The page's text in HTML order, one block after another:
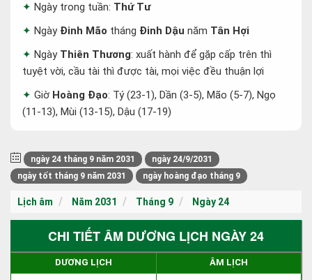
Ngày trong tuần: Thứ Tư
Ngày Đinh Mão tháng Đinh Dậu năm Tân Hợi
Ngày Thiên Thương: xuất hành để gặp cấp trên thì
tuyệt vời, cầu tài thì được tài, mọi việc đều thuận lợi
Giờ Hoàng Đạo: Tý (23-1), Dần (3-5), Mão (5-7), Ngọ
(11-13), Mùi (13-15), Dậu (17-19)
ngày 24 tháng 9 năm 2031
ngày 24/9/2031
ngày tốt tháng 9 năm 2031
ngày hoàng đạo tháng 9
Lịch âm Năm 2031 Tháng 9 Ngày 24
CHI TIẾT ÂM DƯƠNG LỊCH NGÀY 24
DƯƠNG LỊCH ÂM LỊCH